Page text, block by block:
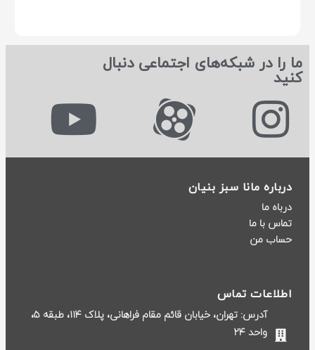
ما را در شبکه‌های اجتماعی دنبال
کنید
درباره مانا سبز بنیان
درباه ما
تماس با ما
حساب من
اطلاعات تماس
آدرس: تهران، خیابان قائم مقام فراهانی، پلاک ۱۱۴، طبقه ۵،
واحد ۲۴